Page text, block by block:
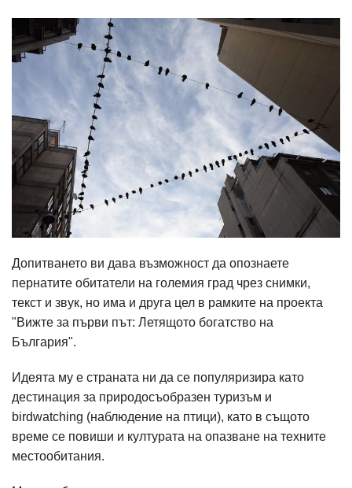
Допитването ви дава възможност да опознаете
пернатите обитатели на големия град чрез снимки,
текст и звук, но има и друга цел в рамките на проекта
"Вижте за първи път: Летящото богатство на
България".
Идеята му е страната ни да се популяризира като
дестинация за природосъобразен туризъм и
birdwatching (наблюдение на птици), като в същото
време се повиши и културата на опазване на техните
местообитания.